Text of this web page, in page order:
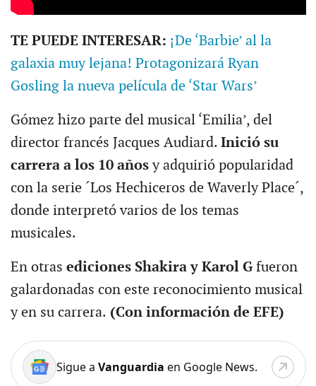
TE PUEDE INTERESAR: ¡De ‘Barbie’ al la
galaxia muy lejana! Protagonizará Ryan
Gosling la nueva película de ‘Star Wars’
Gómez hizo parte del musical ‘Emilia’, del
director francés Jacques Audiard. Inició su
carrera a los 10 añosy adquirió popularidad
con la serie ´Los Hechiceros de Waverly Place´,
donde interpretó varios de los temas
musicales.
En otras ediciones Shakira y Karol Gfueron
galardonadas con este reconocimiento musical
y en su carrera. (Con información de EFE)
Sigue a Vanguardia en Google News.